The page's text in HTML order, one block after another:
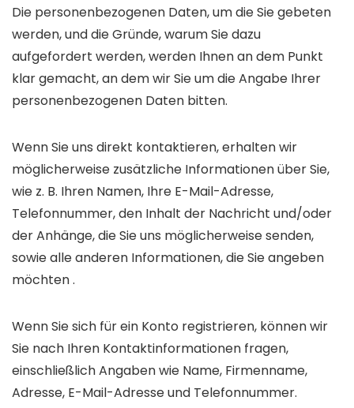
Die personenbezogenen Daten, um die Sie gebeten
werden, und die Gründe, warum Sie dazu
aufgefordert werden, werden Ihnen an dem Punkt
klar gemacht, an dem wir Sie um die Angabe Ihrer
personenbezogenen Daten bitten.
Wenn Sie uns direkt kontaktieren, erhalten wir
möglicherweise zusätzliche Informationen über Sie,
wie z. B. Ihren Namen, Ihre E-Mail-Adresse,
Telefonnummer, den Inhalt der Nachricht und/oder
der Anhänge, die Sie uns möglicherweise senden,
sowie alle anderen Informationen, die Sie angeben
möchten .
Wenn Sie sich für ein Konto registrieren, können wir
Sie nach Ihren Kontaktinformationen fragen,
einschließlich Angaben wie Name, Firmenname,
Adresse, E-Mail-Adresse und Telefonnummer.